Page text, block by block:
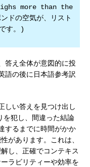
more than the
ドの空気が、リスト
す。)
答え全体が意図的に投
語の後に日本語参考訳
しい答えを見つけ出し
を犯し、間違った結論
するまでに時間がかか
があります。これは、
し、正確でコンテキス
ラビリティーや効率を